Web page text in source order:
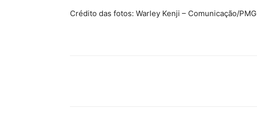
Crédito das fotos: Warley Kenji – Comunicação/PMG